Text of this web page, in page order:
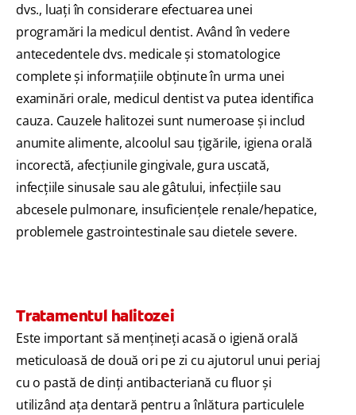
dvs., luați în considerare efectuarea unei
programări la medicul dentist. Având în vedere
antecedentele dvs. medicale și stomatologice
complete și informațiile obținute în urma unei
examinări orale, medicul dentist va putea identifica
cauza. Cauzele halitozei sunt numeroase și includ
anumite alimente, alcoolul sau țigările, igiena orală
incorectă, afecțiunile gingivale, gura uscată,
infecțiile sinusale sau ale gâtului, infecțiile sau
abcesele pulmonare, insuficiențele renale/hepatice,
problemele gastrointestinale sau dietele severe.
Tratamentul halitozei
Este important să mențineți acasă o igienă orală
meticuloasă de două ori pe zi cu ajutorul unui periaj
cu o pastă de dinți antibacteriană cu fluor și
utilizând ața dentară pentru a înlătura particulele